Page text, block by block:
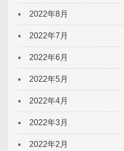
2022年8月
2022年7月
2022年6月
2022年5月
2022年4月
2022年3月
2022年2月